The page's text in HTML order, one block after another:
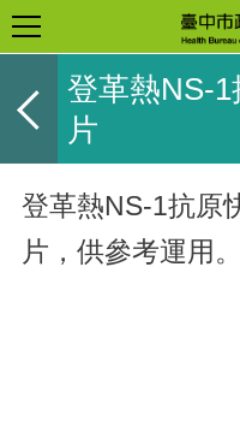
登革熱NS-
片
登革熱NS-1抗原
片，供參考運用。